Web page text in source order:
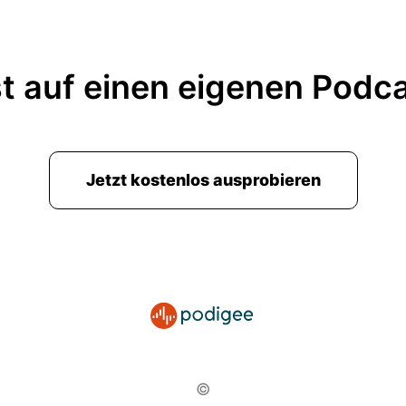
auf einen eigenen
Jetzt kostenlos ausprobieren
©